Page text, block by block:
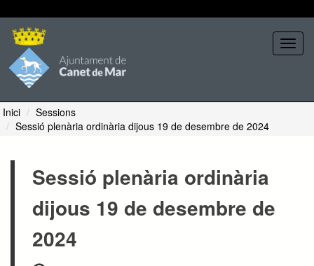
Inici
Sessions
Sessió plenària ordinària dijous 19 de desembre de 2024
Sessió plenària ordinària
dijous 19 de desembre de
2024